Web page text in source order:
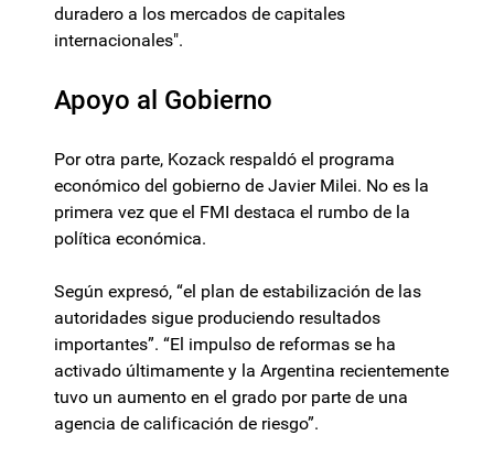
duradero a los mercados de capitales
internacionales".
Apoyo al Gobierno
Por otra parte, Kozack respaldó el programa
económico del gobierno de Javier Milei. No es la
primera vez que el FMI destaca el rumbo de la
política económica.
Según expresó, “el plan de estabilización de las
autoridades sigue produciendo resultados
importantes”. “El impulso de reformas se ha
activado últimamente y la Argentina recientemente
tuvo un aumento en el grado por parte de una
agencia de calificación de riesgo”.